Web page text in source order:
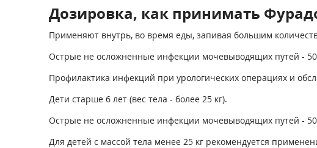
Дозировка, как принимать
Применяют внутрь, во время еды, запивая большим
Острые не осложненные инфекции мочевыводящих путей -
Профилактика инфекций при урологических операциях и
Дети старше 6 лет (вес тела - более 25 кг).
Острые не осложненные инфекции мочевыводящих путей -
Для детей с массой тела менее 25 кг рекомендуется